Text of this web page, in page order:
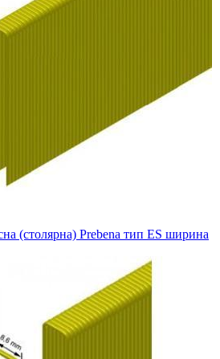
(столярна) Prebena тип ES ширина